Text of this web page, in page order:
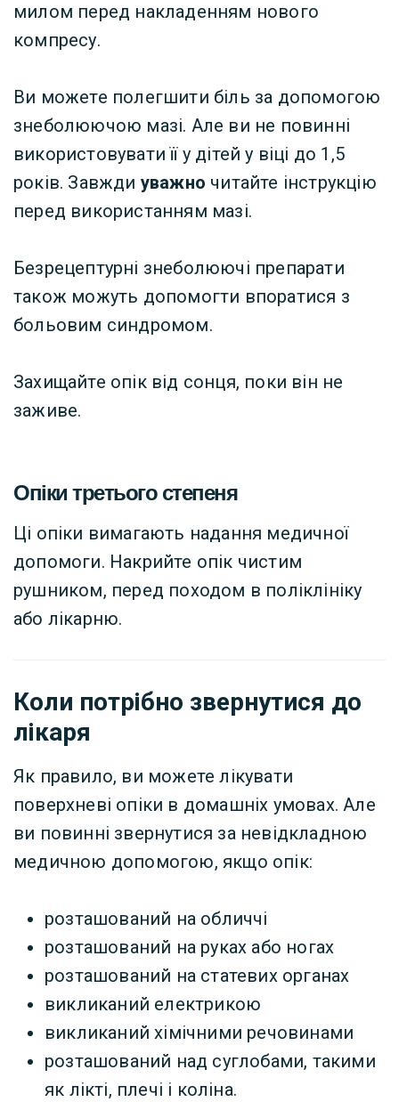
милом перед накладенням нового
компресу.
Ви можете полегшити біль за допомогою
знеболюючою мазі. Але ви не повинні
використовувати її у дітей у віці до 1,5
років. Завжди уважно читайте інструкцію
перед використанням мазі.
Безрецептурні знеболюючі препарати
також можуть допомогти впоратися з
больовим синдромом.
Захищайте опік від сонця, поки він не
заживе.
Опіки третього степеня
Ці опіки вимагають надання медичної
допомоги. Накрийте опік чистим
рушником, перед походом в поліклініку
або лікарню.
Коли потрібно звернутися до
лікаря
Як правило, ви можете лікувати
поверхневі опіки в домашніх умовах. Але
ви повинні звернутися за невідкладною
медичною допомогою, якщо опік:
розташований на обличчі
розташований на руках або ногах
розташований на статевих органах
викликаний електрикою
викликаний хімічними речовинами
розташований над суглобами, такими
як лікті, плечі і коліна.